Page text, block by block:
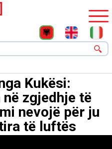
Kukësi:
zgjedhje të
nevojë për ju
të luftës